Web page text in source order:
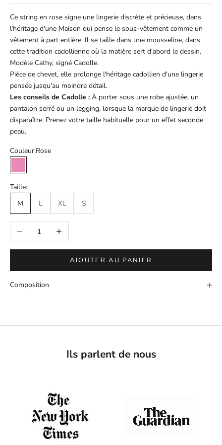
Ce string en rose signe une lingerie discrète et précieuse, dans
l'héritage d'une Maison qui pense le sous-vêtement comme un
vêtement à part entière. Il se taille dans une mousseline, dans
cette tradition cadollienne où la matière sert d'abord le dessin.
Modèle Cathy, signé Cadolle.
Pièce de chevet, elle prolonge l'héritage cadollien d'une lingerie
pensée jusqu'au moindre détail.
Les conseils de Cadolle : À porter sous une robe ajustée, un
pantalon serré ou un legging, lorsque la marque de lingerie doit
disparaître. Prenez votre taille habituelle pour un effet seconde
peau.
Couleur:Rose
Rose
Taille:
M
L XL S
Diminuer la quantitéAugmenter la quantité
AJOUTER AU PANIER
Composition
Ils parlent de nous